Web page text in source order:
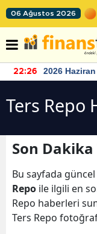
06 Ağustos 2026
22:26 2026 Haziran
Ters Repo
Son
Bu sayfada
Repo ile ilgili en
Repo haberleri
Ters Repo